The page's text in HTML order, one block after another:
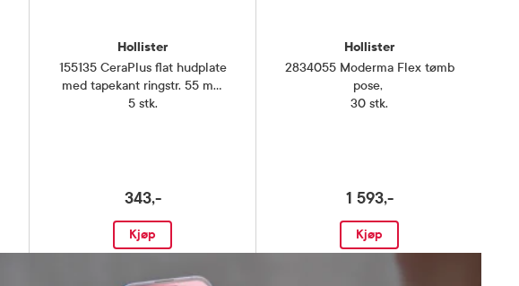
Hollister
155135 CeraPlus flat hudplate
med tapekant ringstr. 55 mm
hullstr. 35 mm
5 stk.
343,-
Kjøp
Hollister
2834055 Moderma Flex tømb
pose,
30 stk.
1 593,-
Kjøp